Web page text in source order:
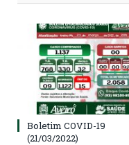
Boletim COVID-19
(21/03/2022)